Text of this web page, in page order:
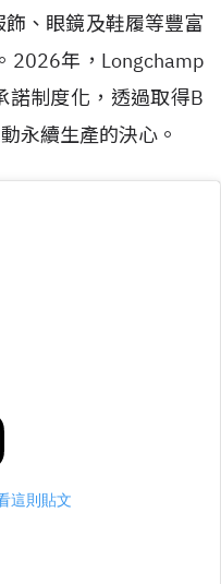
、眼鏡及鞋履等豐富
2026年，Longchamp
諾制度化，透過取得B
永續生產的決心。
這則貼文